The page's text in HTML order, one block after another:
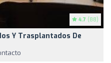
4.7 (88)
Y Trasplantados De